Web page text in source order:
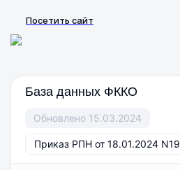
Посетить сайт
База данных ФККО
Обновлено 15.03.2024
Приказ РПН от 18.01.2024 N19